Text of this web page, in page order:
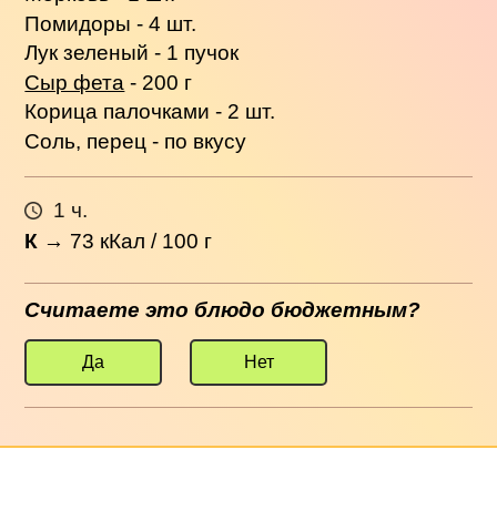
Помидоры - 4 шт.
Лук зеленый - 1 пучок
Сыр фета - 200 г
Корица палочками - 2 шт.
Соль, перец - по вкусу
1 ч.
К → 73 кКал / 100 г
Считаете это блюдо бюджетным?
Да Нет